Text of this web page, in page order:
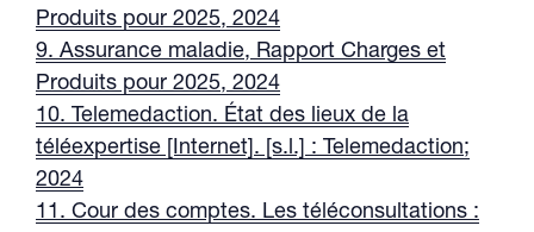
Produits pour 2025, 2024
9. Assurance maladie, Rapport Charges et
Produits pour 2025, 2024
10. Telemedaction. État des lieux de la
téléexpertise [Internet]. [s.l.] : Telemedaction;
2024
11. Cour des comptes. Les téléconsultations :